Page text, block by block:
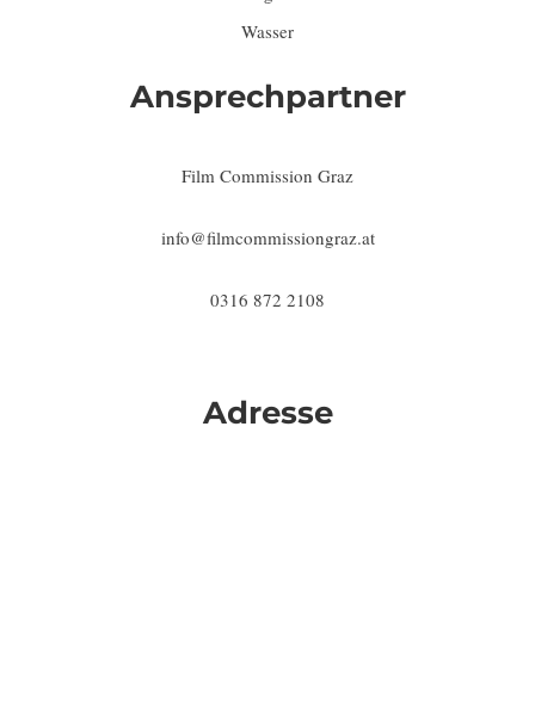
Wasser
Ansprechpartner
Film Commission Graz
info@filmcommissiongraz.at
0316 872 2108
Adresse